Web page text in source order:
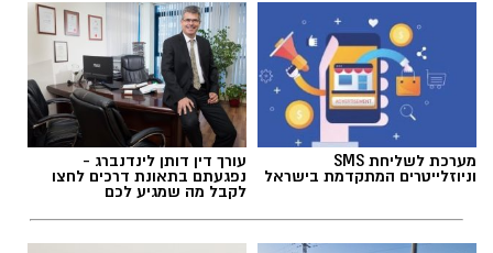
אלדה נתנאל / 09:20 07.08.26
מערכת לשליחת SMS
וניוזלייטרים המתקדמת בישראל
עורך דין דותן לינדנברג -
נפגעתם בתאונת דרכים לחצו
לקבל מה שמגיע לכם